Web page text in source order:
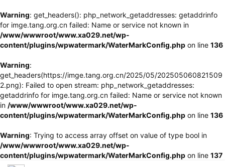
Warning: get_headers(): php_network_getaddresses: getaddrinfo
for imge.tang.org.cn failed: Name or service not known in
/www/wwwroot/www.xa029.net/wp-
content/plugins/wpwatermark/WaterMarkConfig.php on line 136
Warning:
get_headers(https://imge.tang.org.cn/2025/05/202505060821509
2.png): Failed to open stream: php_network_getaddresses:
getaddrinfo for imge.tang.org.cn failed: Name or service not known
in /www/wwwroot/www.xa029.net/wp-
content/plugins/wpwatermark/WaterMarkConfig.php on line 136
Warning: Trying to access array offset on value of type bool in
/www/wwwroot/www.xa029.net/wp-
content/plugins/wpwatermark/WaterMarkConfig.php on line 137